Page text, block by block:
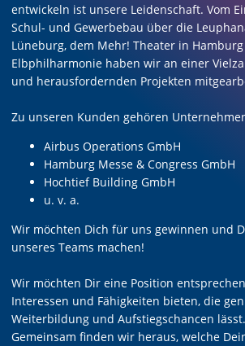
entwickeln ist unsere Leidenschaft. Vom
Schul- und Gewerbebau über die
Lüneburg, dem Mehr! Theater in
Elbphilharmonie haben wir an einer
und herausfordernden Projekten
Zu unseren Kunden gehören
Airbus Operations GmbH
Hamburg Messe & Congress GmbH
Hochtief Building GmbH
u. v. a.
Wir möchten Dich für uns gewinnen und
unseres Teams machen!
Wir möchten Dir eine Position
Interessen und Fähigkeiten bieten, die
Weiterbildung und Aufstiegschancen lässt.
Gemeinsam finden wir heraus, welche